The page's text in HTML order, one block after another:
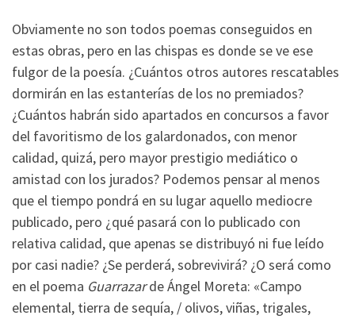
Obviamente no son todos poemas conseguidos en
estas obras, pero en las chispas es donde se ve ese
fulgor de la poesía. ¿Cuántos otros autores rescatables
dormirán en las estanterías de los no premiados?
¿Cuántos habrán sido apartados en concursos a favor
del favoritismo de los galardonados, con menor
calidad, quizá, pero mayor prestigio mediático o
amistad con los jurados? Podemos pensar al menos
que el tiempo pondrá en su lugar aquello mediocre
publicado, pero ¿qué pasará con lo publicado con
relativa calidad, que apenas se distribuyó ni fue leído
por casi nadie? ¿Se perderá, sobrevivirá? ¿O será como
en el poema Guarrazarde Ángel Moreta: «Campo
elemental, tierra de sequía, / olivos, viñas, trigales,